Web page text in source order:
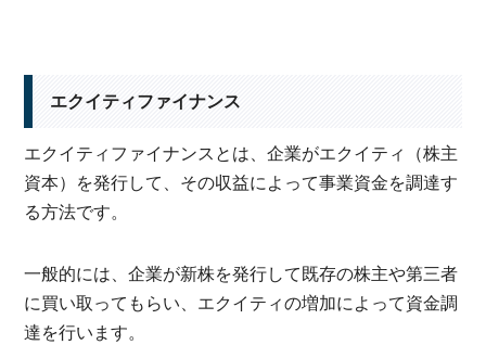
エクイティファイナンス
エクイティファイナンスとは、企業がエクイティ（株主
資本）を発行して、その収益によって事業資金を調達す
る方法です。
一般的には、企業が新株を発行して既存の株主や第三者
に買い取ってもらい、エクイティの増加によって資金調
達を行います。